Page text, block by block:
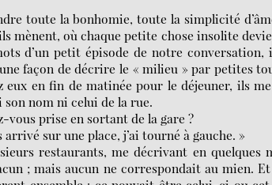
toute la bonhomie, toute la simplicité
mènent, où chaque petite chose insolite
d’un petit épisode de notre
façon de décrire le « milieu » par petites
eux en fin de matinée pour le déjeuner, ils
son nom ni celui de la rue.
vous prise en sortant de la gare ?
sur une place, j’ai tourné à gauche. »
restaurants, me décrivant en quelques
; mais aucun ne correspondait au mien.